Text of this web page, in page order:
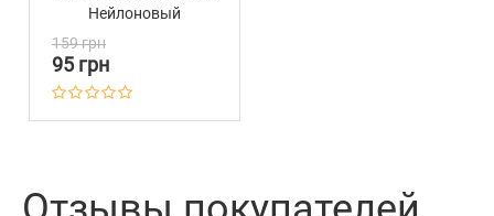
Нейлоновый
159 грн
95 грн